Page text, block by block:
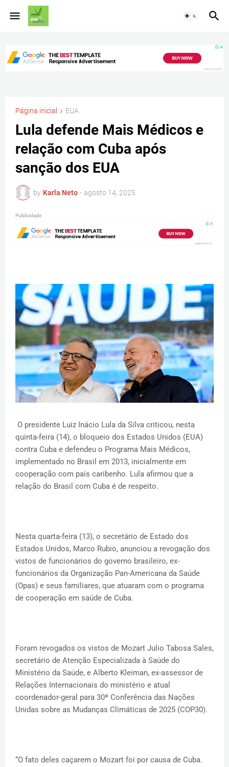
Página inicial EUA
Lula defende Mais Médicos e
relação com Cuba após
sanção dos EUA
by Karla Neto - agosto 14, 2025
Publicidade
O presidente Luiz Inácio Lula da Silva criticou, nesta
quinta-feira (14), o bloqueio dos Estados Unidos (EUA)
contra Cuba e defendeu o Programa Mais Médicos,
implementado no Brasil em 2013, inicialmente em
cooperação com país caribenho. Lula afirmou que a
relação do Brasil com Cuba é de respeito.
Nesta quarta-feira (13), o secretário de Estado dos
Estados Unidos, Marco Rubio, anunciou a revogação dos
vistos de funcionários do governo brasileiro, ex-
funcionários da Organização Pan-Americana da Saúde
(Opas) e seus familiares, que atuaram com o programa
de cooperação em saúde de Cuba.
Foram revogados os vistos de Mozart Julio Tabosa Sales,
secretário de Atenção Especializada à Saúde do
Ministério da Saúde, e Alberto Kleiman, ex-assessor de
Relações Internacionais do ministério e atual
coordenador-geral para 30ª Conferência das Nações
Unidas sobre as Mudanças Climáticas de 2025 (COP30).
“O fato deles caçarem o Mozart foi por causa de Cuba.